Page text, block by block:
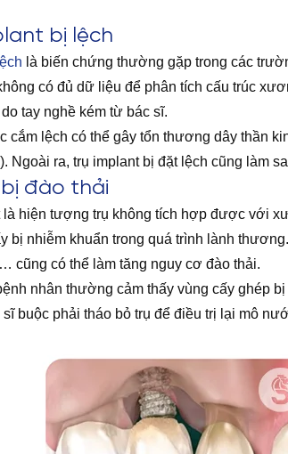
bị lệch
là biến chứng thường gặp trong các
có đủ dữ liệu để phân tích cấu trúc
tay nghề kém từ bác sĩ.
cắm lệch có thể gây tổn thương dây thần
Ngoài ra, trụ implant bị đặt lệch cũng làm
đào thải
hiện tượng trụ không tích hợp được với
bị nhiễm khuẩn trong quá trình lành
cũng có thể làm tăng nguy cơ đào thải.
nhân thường cảm thấy vùng cấy ghép
buộc phải tháo bỏ trụ để điều trị lại mô